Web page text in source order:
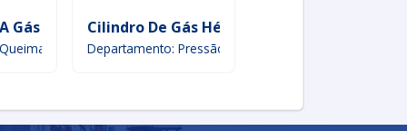
Gás Cilindro De Gás Hélio
Departamento: Pressão